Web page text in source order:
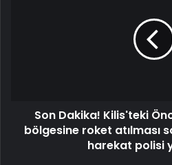
Son Dakika! Kilis'teki
bölgesine roket atılması
harekat polisi